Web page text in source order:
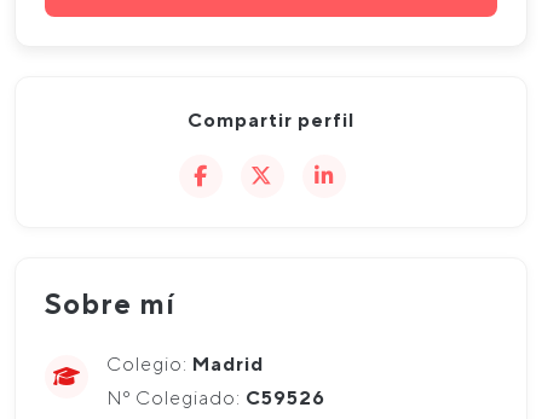
Compartir perfil
Sobre mí
Colegio: Madrid
Nº Colegiado: C59526